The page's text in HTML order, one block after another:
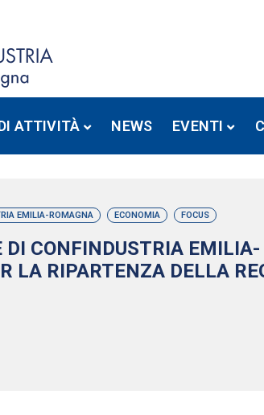
ATTIVITÀ NEWS EVENTI
EMILIA-ROMAGNA ECONOMIA FOCUS
DI CONFINDUSTRIA EMILIA-
LA RIPARTENZA DELLA